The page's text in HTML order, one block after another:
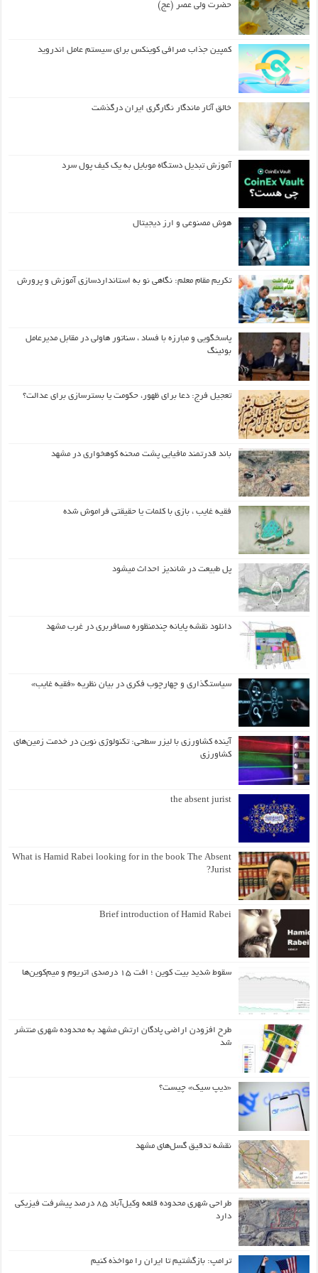
حضرت ولی عصر (عج)
کمپین جذاب صرافی کوینکس برای سیستم عامل اندروید
خالق آثار ماندگار نگارگری ایران درگذشت
آموزش تبدیل دستگاه موبایل به یک کیف‌ پول سرد
هوش مصنوعی و ارز دیجیتال
تکریم مقام معلم: نگاهی نو به استانداردسازی آموزش و پرورش
پاسخگویی و مبارزه با فساد ، سناتور هاولی در مقابل مدیرعامل
بوئینگ
تعجیل فرج: دعا برای ظهور، حکومت یا بسترسازی برای عدالت؟
باند قدرتمند مافیایی پشت صحنه کوهخواری در مشهد
فقیه غایب ، بازی با کلمات یا حقیقتی فراموش شده
پل طبیعت در شاندیز احداث میشود
دانلود نقشه پایانه چندمنظوره مسافربری در غرب مشهد
سیاستگذاری و چهارچوب فکری در بیان نظریه «فقیه غایب»
آینده کشاورزی با لیزر سطحی: تکنولوژی نوین در خدمت زمین‌های
کشاورزی
the absent jurist
What is Hamid Rabei looking for in the book The Absent
Jurist?
Brief introduction of Hamid Rabei
سقوط شدید بیت کوین ؛ افت ۱۵ درصدی اتریوم و میم‌کوین‌ها
طرح افزودن اراضی پادگان ارتش مشهد به محدوده شهری منتشر
شد
«دیپ سیک» چیست؟
نقشه تدقیق گسل‌های مشهد
طراحی شهری محدوده قلعه وکیل‌آباد ۸۵ درصد پیشرفت فیزیکی
دارد
ترامپ: بازگشتیم تا ایران را مواخذه کنیم